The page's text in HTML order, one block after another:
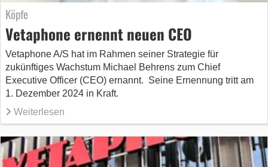
Köpfe
Vetaphone ernennt neuen CEO
Vetaphone A/S hat im Rahmen seiner Strategie für
zukünftiges Wachstum Michael Behrens zum Chief
Executive Officer (CEO) ernannt. Seine Ernennung tritt am
1. Dezember 2024 in Kraft.
Weiterlesen